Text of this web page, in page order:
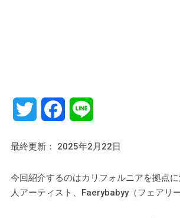
Twitter Facebook
最終更新： 2025年2月22日
今回紹介するのはカリフォルニアを拠点
人アーティスト、Faerybabyy（フェアリ